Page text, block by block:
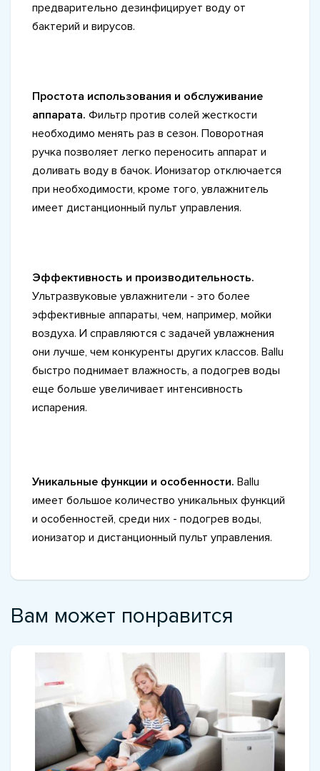
предварительно дезинфицирует воду от
бактерий и вирусов.
Простота использования и обслуживание
аппарата. Фильтр против солей жесткости
необходимо менять раз в сезон. Поворотная
ручка позволяет легко переносить аппарат и
доливать воду в бачок. Ионизатор отключается
при необходимости, кроме того, увлажнитель
имеет дистанционный пульт управления.
Эффективность и производительность.
Ультразвуковые увлажнители - это более
эффективные аппараты, чем, например, мойки
воздуха. И справляются с задачей увлажнения
они лучше, чем конкуренты других классов. Ballu
быстро поднимает влажность, а подогрев воды
еще больше увеличивает интенсивность
испарения.
Уникальные функции и особенности. Ballu
имеет большое количество уникальных функций
и особенностей, среди них - подогрев воды,
ионизатор и дистанционный пульт управления.
Вам может понравится